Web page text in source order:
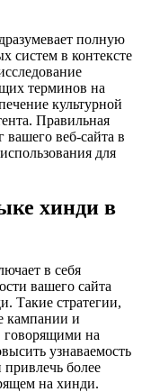
полную
систем в контексте
терминов на
культурной
Правильная
веб-сайта в
для
хинди в
в себя
вашего сайта
Такие стратегии,
кампании и
говорящими на
узнаваемость
более
на хинди.